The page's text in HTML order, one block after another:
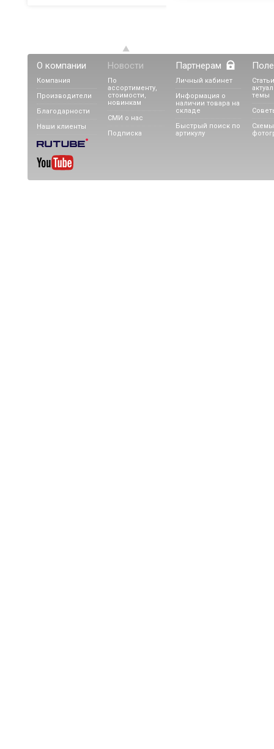
О компании
Компания
Производители
Благодарности
Наши клиенты
Новости
По
ассортименту,
стоимости,
новинкам
СМИ о нас
Подписка
Партнерам
Личный кабинет
Информация о
наличии товара на
складе
Быстрый поиск по
артикулу
темы